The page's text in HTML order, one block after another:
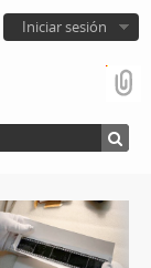
Iniciar sesión